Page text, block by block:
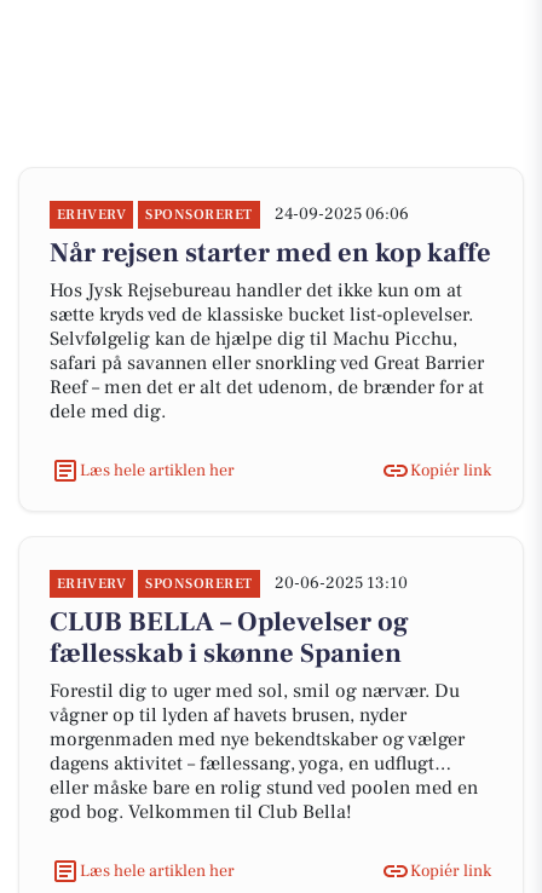
ERHVERV SPONSORERET 24-09-2025 06:06
Når rejsen starter med en kop kaffe
Hos Jysk Rejsebureau handler det ikke kun om at
sætte kryds ved de klassiske bucket list-oplevelser.
Selvfølgelig kan de hjælpe dig til Machu Picchu,
safari på savannen eller snorkling ved Great Barrier
Reef – men det er alt det udenom, de brænder for at
dele med dig.
Læs hele artiklen her Kopiér link
ERHVERV SPONSORERET 20-06-2025 13:10
CLUB BELLA – Oplevelser og
fællesskab i skønne Spanien
Forestil dig to uger med sol, smil og nærvær. Du
vågner op til lyden af havets brusen, nyder
morgenmaden med nye bekendtskaber og vælger
dagens aktivitet – fællessang, yoga, en udflugt…
eller måske bare en rolig stund ved poolen med en
god bog. Velkommen til Club Bella!
Læs hele artiklen her Kopiér link